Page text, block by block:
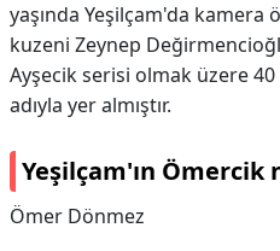
yaşında Yeşilçam'da
kuzeni Zeynep
Ayşecik serisi olmak üzere
adıyla yer almıştır.
Yeşilçam'ın Ömercik
Ömer Dönmez